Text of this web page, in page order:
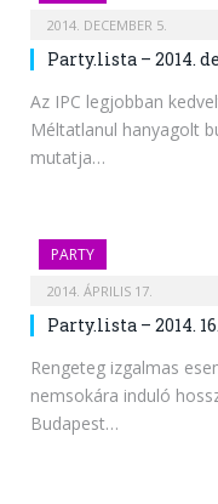
2014. DECEMBER 5.
Party.lista – 2014.
Az IPC legjobban
Méltatlanul hanyagolt
mutatja…
PARTY
2014. ÁPRILIS 17.
Party.lista – 2014.
Rengeteg izgalmas
nemsokára induló
Budapest…